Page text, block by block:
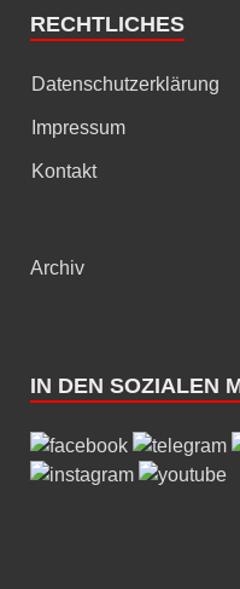
RECHTLICHES
Datenschutzerklärung
Impressum
Kontakt
Archiv
IN DEN SOZIALEN